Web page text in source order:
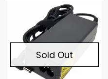
Sold Out